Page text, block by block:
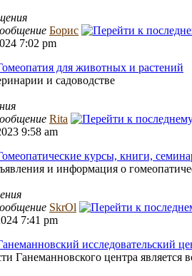
Борис
7:02 pm
для животных и растений
и садоводстве
Rita
9:58 am
курсы, книги,
и информация о
SkrOl
7:41 pm
исследовательский
Ганеманновского центра является